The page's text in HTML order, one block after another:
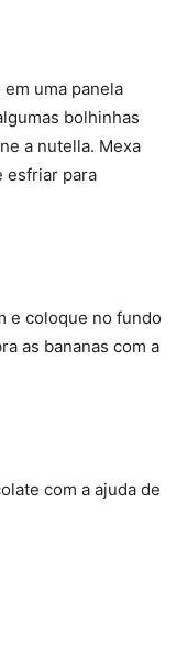
uma panela
bolhinhas
a nutella. Mexa
esfriar para
e coloque no fundo
as bananas com a
com a ajuda de